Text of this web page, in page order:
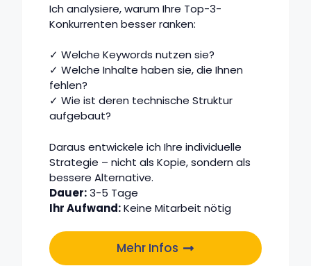
Ich analysiere, warum Ihre Top-3-
Konkurrenten besser ranken:
✓ Welche Keywords nutzen sie?
✓ Welche Inhalte haben sie, die Ihnen
fehlen?
✓ Wie ist deren technische Struktur
aufgebaut?
Daraus entwickele ich Ihre individuelle
Strategie – nicht als Kopie, sondern als
bessere Alternative.
Dauer:3-5 Tage
Ihr Aufwand:Keine Mitarbeit nötig
Mehr Infos